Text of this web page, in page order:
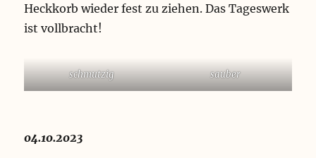
Heckkorb wieder fest zu ziehen. Das Tageswerk
ist vollbracht!
schmutzig sauber
04.10.2023